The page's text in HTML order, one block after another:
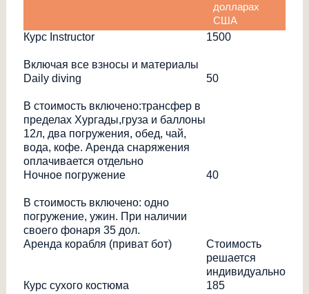
долларах
США
Курс Instructor
Включая все взносы и материалы
1500
Daily diving
В стоимость включено:трансфер в
пределах Хургады,груза и баллоны
12л, два погружения, обед, чай,
вода, кофе. Аренда снаряжения
оплачивается отдельно
50
Ночное погружение
В стоимость включено: одно
погружение, ужин. При наличии
своего фонаря 35 дол.
40
Аренда корабля (приват бот)
Стоимость
решается
индивидуально
Курс сухого костюма
185